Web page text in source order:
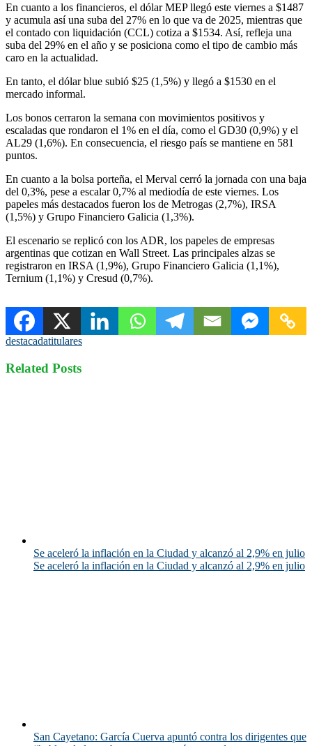
En cuanto a los financieros, el dólar MEP llegó este viernes a $1487
y acumula así una suba del 27% en lo que va de 2025, mientras que
el contado con liquidación (CCL) cotiza a $1534. Así, refleja una
suba del 29% en el año y se posiciona como el tipo de cambio más
caro en la actualidad.
En tanto, el dólar blue subió $25 (1,5%) y llegó a $1530 en el
mercado informal.
Los bonos cerraron la semana con movimientos positivos y
escaladas que rondaron el 1% en el día, como el GD30 (0,9%) y el
AL29 (1,6%). En consecuencia, el riesgo país se mantiene en 581
puntos.
En cuanto a la bolsa porteña, el Merval cerró la jornada con una baja
del 0,3%, pese a escalar 0,7% al mediodía de este viernes. Los
papeles más destacados fueron los de Metrogas (2,7%), IRSA
(1,5%) y Grupo Financiero Galicia (1,3%).
El escenario se replicó con los ADR, los papeles de empresas
argentinas que cotizan en Wall Street. Las principales alzas se
registraron en IRSA (1,9%), Grupo Financiero Galicia (1,1%),
Ternium (1,1%) y Cresud (0,7%).
destacadatitulares
Related Posts
Se aceleró la inflación en la Ciudad y alcanzó al 2,9% en julio
Se aceleró la inflación en la Ciudad y alcanzó al 2,9% en julio
San Cayetano: García Cuerva apuntó contra los dirigentes que